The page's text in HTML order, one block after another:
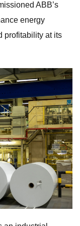
ABB’s
energy
profitability at its